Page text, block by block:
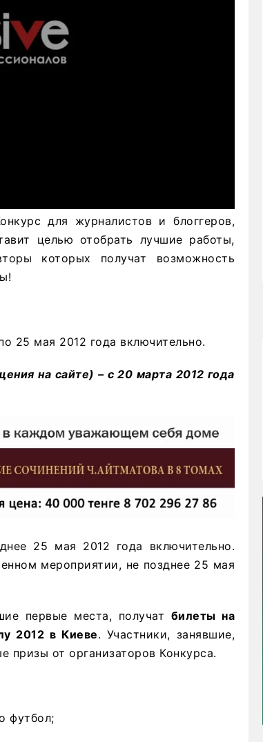
для журналистов и блоггеров,
целью отобрать лучшие работы,
которых получат возможность
25 мая 2012 года включительно.
на сайте) – с 20 марта 2012 года
25 мая 2012 года включительно.
мероприятии, не позднее 25 мая
первые места, получат билеты на
2012 в Киеве. Участники, занявшие,
призы от организаторов Конкурса.
футбол;